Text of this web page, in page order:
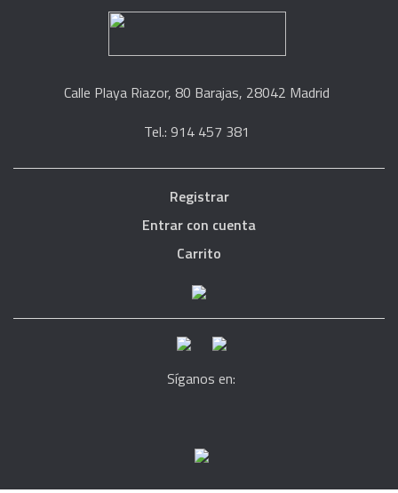
Calle Playa Riazor, 80 Barajas, 28042 Madrid
Tel.: 914 457 381
Registrar
Entrar con cuenta
Carrito
Síganos en: